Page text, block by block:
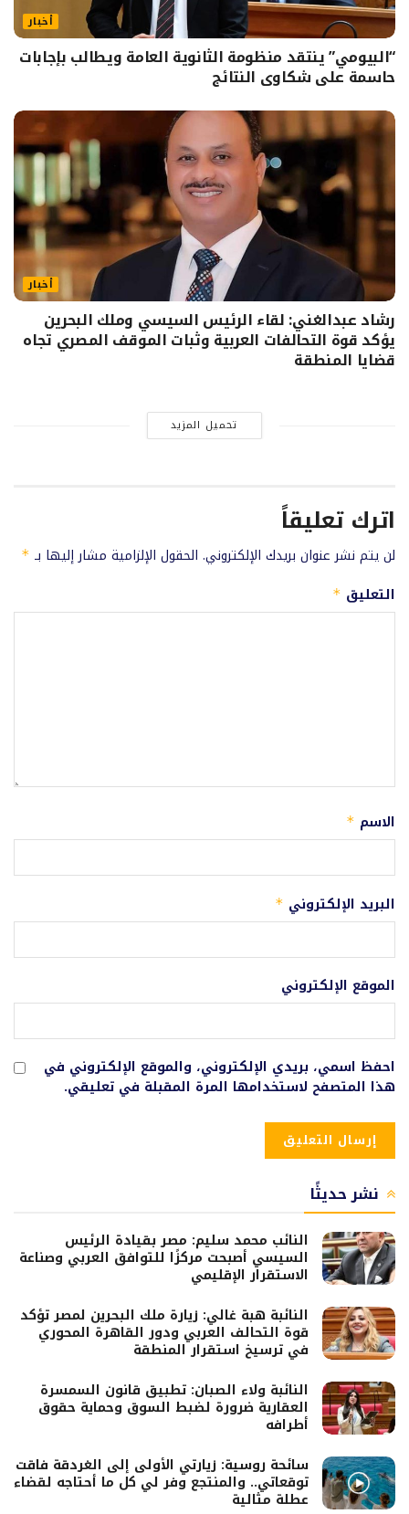
أخبار
“البيومي” ينتقد منظومة الثانوية العامة ويطالب بإجابات
حاسمة على شكاوى النتائج
أخبار
رشاد عبدالغني: لقاء الرئيس السيسي وملك البحرين
يؤكد قوة التحالفات العربية وثبات الموقف المصري تجاه
قضايا المنطقة
تحميل المزيد
اترك تعليقاً
لن يتم نشر عنوان بريدك الإلكتروني. الحقول الإلزامية مشار إليها بـ *
التعليق *
الاسم *
البريد الإلكتروني *
الموقع الإلكتروني
احفظ اسمي، بريدي الإلكتروني، والموقع الإلكتروني في
هذا المتصفح لاستخدامها المرة المقبلة في تعليقي.
نشر حديثًا
النائب محمد سليم: مصر بقيادة الرئيس
السيسي أصبحت مركزًا للتوافق العربي وصناعة
الاستقرار الإقليمي
النائبة هبة غالي: زيارة ملك البحرين لمصر تؤكد
قوة التحالف العربي ودور القاهرة المحوري
في ترسيخ استقرار المنطقة
النائبة ولاء الصبان: تطبيق قانون السمسرة
العقارية ضرورة لضبط السوق وحماية حقوق
أطرافه
سائحة روسية: زيارتي الأولى إلى الغردقة فاقت
توقعاتي.. والمنتجع وفر لي كل ما أحتاجه لقضاء
عطلة مثالية